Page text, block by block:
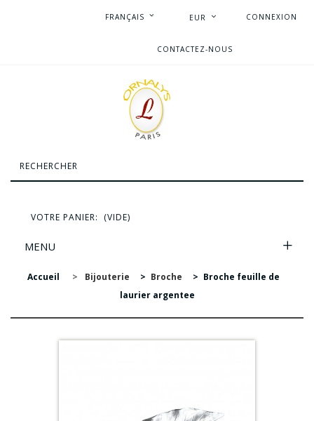
CONNEXION
EUR
FRANÇAIS
CONTACTEZ-NOUS
VOTRE PANIER: (VIDE)
MENU
Accueil > Bijouterie > Broche > Broche feuille de
laurier argentee